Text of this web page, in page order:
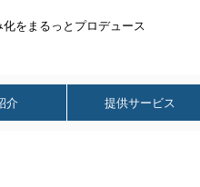
化をまるっとプロデュース
介 提供サービス